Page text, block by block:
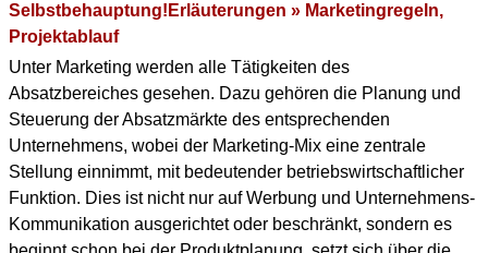
Selbstbehauptung!Erläuterungen » Marketingregeln,
Projektablauf
Unter Marketing werden alle Tätigkeiten des
Absatzbereiches gesehen. Dazu gehören die Planung und
Steuerung der Absatzmärkte des entsprechenden
Unternehmens, wobei der Marketing-Mix eine zentrale
Stellung einnimmt, mit bedeutender betriebswirtschaftlicher
Funktion. Dies ist nicht nur auf Werbung und Unternehmens-
Kommunikation ausgerichtet oder beschränkt, sondern es